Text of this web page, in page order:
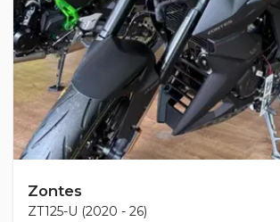
Zontes
ZT125-U (2020 - 26)